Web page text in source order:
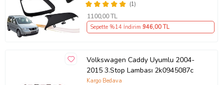
(1)
1100,00 TL
Sepette %14 İndirim 946,00 TL
Volkswagen Caddy Uyumlu 2004-
2015 3.Stop Lambası 2k0945087c
Kargo Bedava